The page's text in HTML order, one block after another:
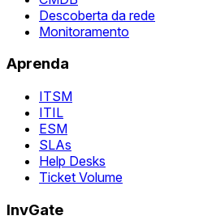
Descoberta da rede
Monitoramento
Aprenda
ITSM
ITIL
ESM
SLAs
Help Desks
Ticket Volume
InvGate